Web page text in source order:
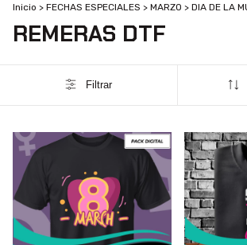
Inicio > FECHAS ESPECIALES > MARZO > DIA DE LA
REMERAS DTF
Filtrar